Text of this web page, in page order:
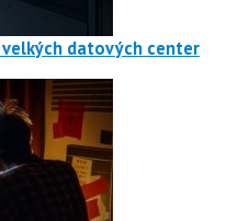
datových center